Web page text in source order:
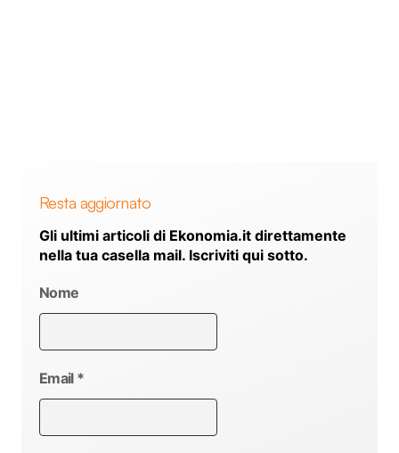
Resta aggiornato
Gli ultimi articoli di Ekonomia.it direttamente
nella tua casella mail. Iscriviti qui sotto.
Nome
Email *